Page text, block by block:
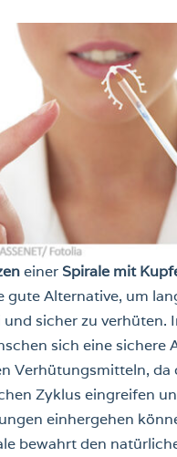
Lexikon
einer Spirale mit
gute Alternative, um
sicher zu verhüten.
sich eine sichere
Verhütungsmitteln, da
Zyklus eingreifen
einhergehen
bewahrt den